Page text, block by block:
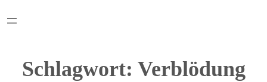
Schlagwort: Verblödung